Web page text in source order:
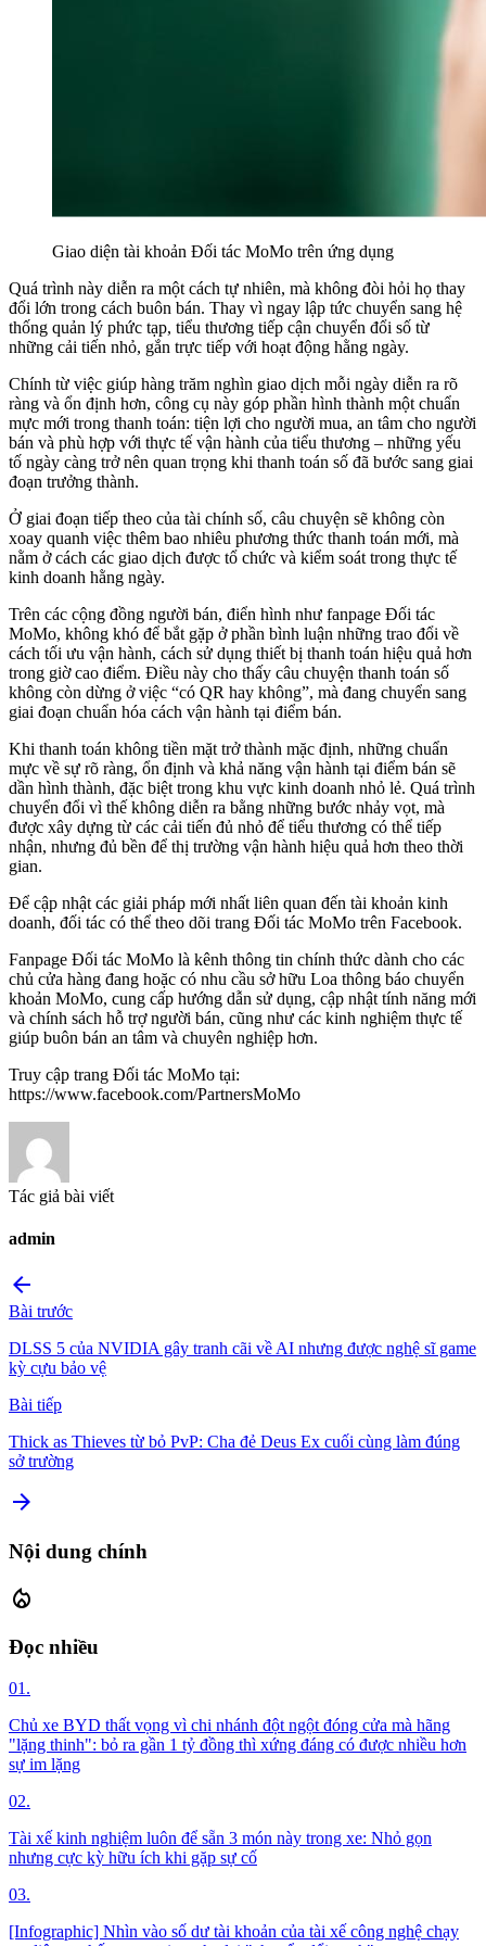
Giao diện tài khoản Đối tác MoMo trên ứng dụng
Quá trình này diễn ra một cách tự nhiên, mà không đòi hỏi họ thay
đổi lớn trong cách buôn bán. Thay vì ngay lập tức chuyển sang hệ
thống quản lý phức tạp, tiểu thương tiếp cận chuyển đổi số từ
những cải tiến nhỏ, gắn trực tiếp với hoạt động hằng ngày.
Chính từ việc giúp hàng trăm nghìn giao dịch mỗi ngày diễn ra rõ
ràng và ổn định hơn, công cụ này góp phần hình thành một chuẩn
mực mới trong thanh toán: tiện lợi cho người mua, an tâm cho người
bán và phù hợp với thực tế vận hành của tiểu thương – những yếu
tố ngày càng trở nên quan trọng khi thanh toán số đã bước sang giai
đoạn trưởng thành.
Ở giai đoạn tiếp theo của tài chính số, câu chuyện sẽ không còn
xoay quanh việc thêm bao nhiêu phương thức thanh toán mới, mà
nằm ở cách các giao dịch được tổ chức và kiểm soát trong thực tế
kinh doanh hằng ngày.
Trên các cộng đồng người bán, điển hình như fanpage Đối tác
MoMo, không khó để bắt gặp ở phần bình luận những trao đổi về
cách tối ưu vận hành, cách sử dụng thiết bị thanh toán hiệu quả hơn
trong giờ cao điểm. Điều này cho thấy câu chuyện thanh toán số
không còn dừng ở việc “có QR hay không”, mà đang chuyển sang
giai đoạn chuẩn hóa cách vận hành tại điểm bán.
Khi thanh toán không tiền mặt trở thành mặc định, những chuẩn
mực về sự rõ ràng, ổn định và khả năng vận hành tại điểm bán sẽ
dần hình thành, đặc biệt trong khu vực kinh doanh nhỏ lẻ. Quá trình
chuyển đổi vì thế không diễn ra bằng những bước nhảy vọt, mà
được xây dựng từ các cải tiến đủ nhỏ để tiểu thương có thể tiếp
nhận, nhưng đủ bền để thị trường vận hành hiệu quả hơn theo thời
gian.
Để cập nhật các giải pháp mới nhất liên quan đến tài khoản kinh
doanh, đối tác có thể theo dõi trang Đối tác MoMo trên Facebook.
Fanpage Đối tác MoMo là kênh thông tin chính thức dành cho các
chủ cửa hàng đang hoặc có nhu cầu sở hữu Loa thông báo chuyển
khoản MoMo, cung cấp hướng dẫn sử dụng, cập nhật tính năng mới
và chính sách hỗ trợ người bán, cũng như các kinh nghiệm thực tế
giúp buôn bán an tâm và chuyên nghiệp hơn.
Truy cập trang Đối tác MoMo tại:
https://www.facebook.com/PartnersMoMo
Tác giả bài viết
admin
arrow_back
Bài trước
DLSS 5 của NVIDIA gây tranh cãi về AI nhưng được nghệ sĩ game
kỳ cựu bảo vệ
Bài tiếp
Thick as Thieves từ bỏ PvP: Cha đẻ Deus Ex cuối cùng làm đúng
sở trường
arrow_forward
Nội dung chính
local_fire_department
Đọc nhiều
01.
Chủ xe BYD thất vọng vì chi nhánh đột ngột đóng cửa mà hãng
"lặng thinh": bỏ ra gần 1 tỷ đồng thì xứng đáng có được nhiều hơn
sự im lặng
02.
Tài xế kinh nghiệm luôn để sẵn 3 món này trong xe: Nhỏ gọn
nhưng cực kỳ hữu ích khi gặp sự cố
03.
[Infographic] Nhìn vào số dư tài khoản của tài xế công nghệ chạy